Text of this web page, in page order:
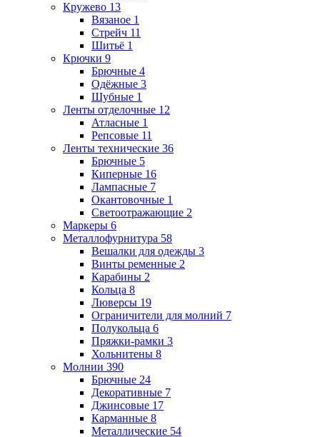
Кружево 13
Вязаное 1
Стрейч 11
Шитьё 1
Крючки 9
Брючные 4
Одёжные 3
Шубные 1
Ленты отделочные 12
Атласные 1
Репсовые 11
Ленты технические 36
Брючные 5
Киперные 16
Лампасные 7
Окантовочные 1
Светоотражающие 2
Маркеры 6
Металлофурнитура 58
Вешалки для одежды 3
Винты ременные 2
Карабины 2
Кольца 8
Люверсы 19
Ограничители для молний 7
Полукольца 6
Пряжки-рамки 3
Хольнитены 8
Молнии 390
Брючные 24
Декоративные 7
Джинсовые 17
Карманные 8
Металлические 54